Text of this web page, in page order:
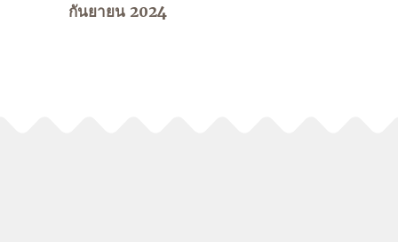
กันยายน 2024